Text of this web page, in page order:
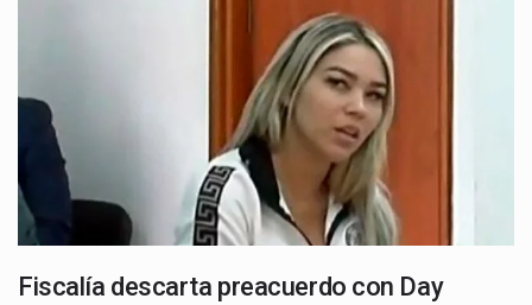
Fiscalía descarta preacuerdo con Day